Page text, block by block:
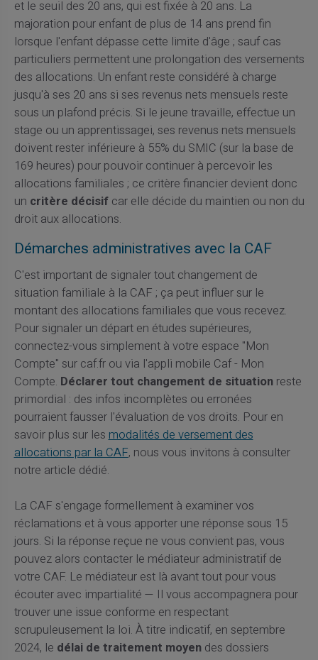
et le seuil des 20 ans, qui est fixée à 20 ans. La
majoration pour enfant de plus de 14 ans prend fin
lorsque l'enfant dépasse cette limite d'âge ; sauf cas
particuliers permettent une prolongation des versements
des allocations. Un enfant reste considéré à charge
jusqu'à ses 20 ans si ses revenus nets mensuels reste
sous un plafond précis. Si le jeune travaille, effectue un
stage ou un apprentissagei, ses revenus nets mensuels
doivent rester inférieure à 55% du SMIC (sur la base de
169 heures) pour pouvoir continuer à percevoir les
allocations familiales ; ce critère financier devient donc
un critère décisifcar elle décide du maintien ou non du
droit aux allocations.
Démarches administratives avec la CAF
C'est important de signaler tout changement de
situation familiale à la CAF ; ça peut influer sur le
montant des allocations familiales que vous recevez.
Pour signaler un départ en études supérieures,
connectez-vous simplement à votre espace "Mon
Compte" sur caf.fr ou via l'appli mobile Caf - Mon
Compte. Déclarer tout changement de situationreste
primordial : des infos incomplètes ou erronées
pourraient fausser l'évaluation de vos droits. Pour en
savoir plus sur les modalités de versement des
allocations par la CAF, nous vous invitons à consulter
notre article dédié.
La CAF s'engage formellement à examiner vos
réclamations et à vous apporter une réponse sous 15
jours. Si la réponse reçue ne vous convient pas, vous
pouvez alors contacter le médiateur administratif de
votre CAF. Le médiateur est là avant tout pour vous
écouter avec impartialité — Il vous accompagnera pour
trouver une issue conforme en respectant
scrupuleusement la loi. À titre indicatif, en septembre
2024, le délai de traitement moyendes dossiers